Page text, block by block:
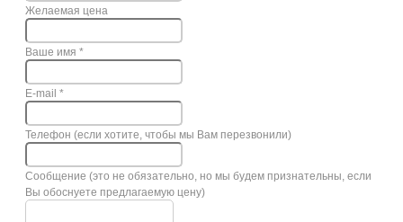
Желаемая цена
Ваше имя *
E-mail *
Телефон (если хотите, чтобы мы Вам перезвонили)
Сообщение (это не обязательно, но мы будем признательны, если
Вы обоснуете предлагаемую цену)